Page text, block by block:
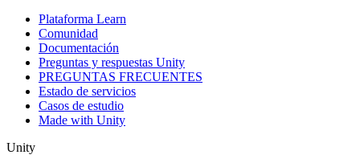
Plataforma Learn
Comunidad
Documentación
Preguntas y respuestas Unity
PREGUNTAS FRECUENTES
Estado de servicios
Casos de estudio
Made with Unity
Unity